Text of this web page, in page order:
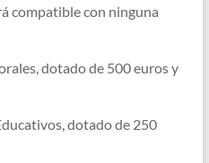
compatible con ninguna
dotado de 500 euros y
dotado de 250